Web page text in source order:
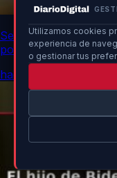
Utilizamos cookies
experiencia de
o gestionar tus
Senado advierte a
por crisis en Ceuta
hace un momento